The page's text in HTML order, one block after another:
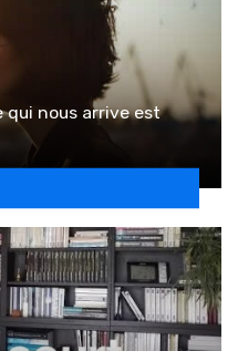
qui nous arrive est